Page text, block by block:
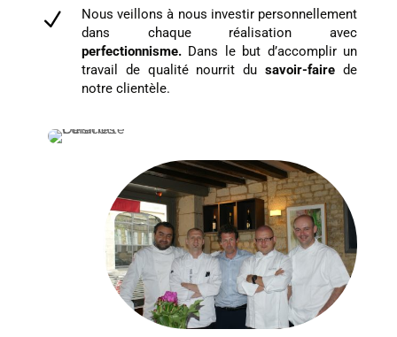
N
Nous veillons à nous investir personnellement
dans chaque réalisation avec
perfectionnisme.Dans le but d’accomplir un
travail de qualité nourrit dusavoir-faire de
notre clientèle.